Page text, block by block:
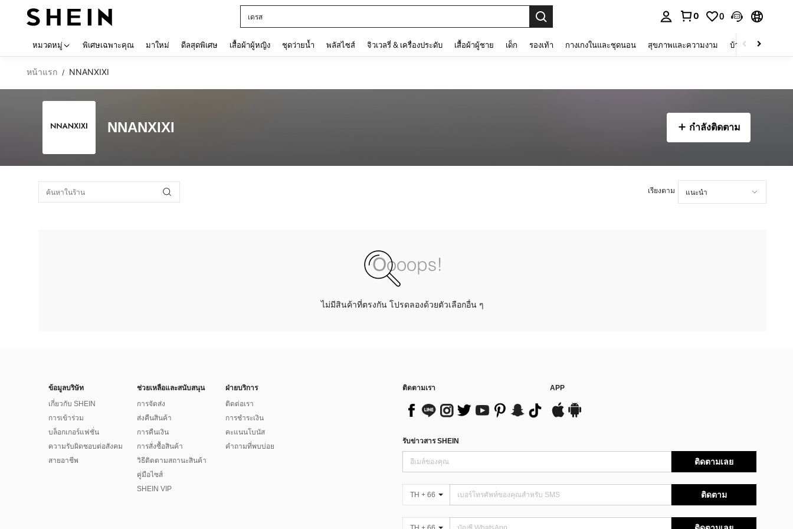
เดรส
0 0
หมวดหมู่ พิเศษเฉพาะคุณ มาใหม่ ดีลสุดพิเศษ เสื้อผ้าผู้หญิง ชุดว่ายน้ำ พลัสไซส์ จิวเวลรี่ & เครื่องประดับ เสื้อผ้าผู้ชาย เด็ก รองเท้า กางเกงในและชุดนอน สุขภาพและความงาม บ้านและที่อยู่อาศัย
หน้าแรก / NNANXIXI
NNANXIXI กำลังติดตาม
เรียงตาม
ไม่มีสินค้าที่ตรงกัน โปรดลองด้วยตัวเลือกอื่น ๆ
ข้อมูลบริษัท
เกี่ยวกับ SHEIN
การเข้าร่วม
บล็อกเกอร์แฟชั่น
ความรับผิดชอบต่อสังคม
สายอาชีพ
ช่วยเหลือและสนับสนุน
การจัดส่ง
ส่งคืนสินค้า
การคืนเงิน
การสั่งซื้อสินค้า
วิธีติดตามสถานะสินค้า
คู่มือไซส์
SHEIN VIP
ฝ่ายบริการ
ติดต่อเรา
การชำระเงิน
คะแนนโบนัส
คำถามที่พบบ่อย
ติดตามเรา APP
รับข่าวสาร SHEIN
ติดตามเลย
TH + 66 ติดตาม